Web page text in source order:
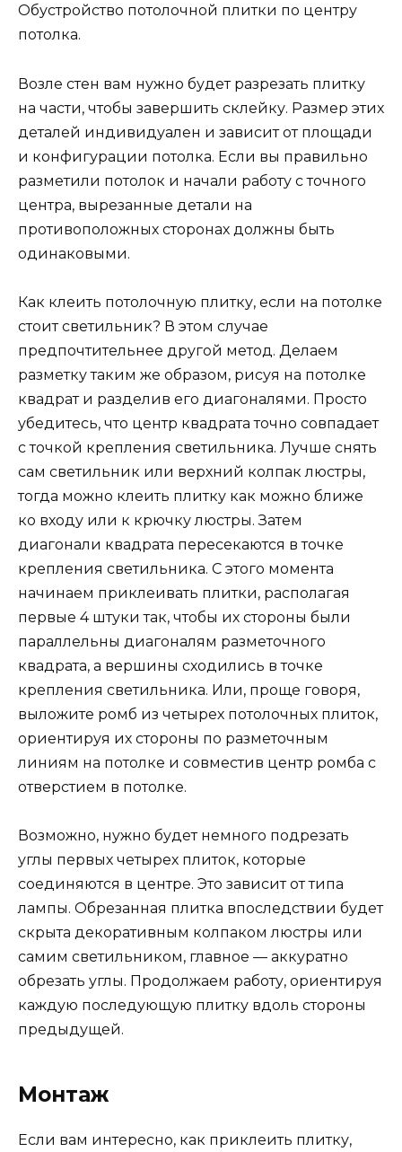
Обустройство потолочной плитки по центру
потолка.
Возле стен вам нужно будет разрезать плитку
на части, чтобы завершить склейку. Размер этих
деталей индивидуален и зависит от площади
и конфигурации потолка. Если вы правильно
разметили потолок и начали работу с точного
центра, вырезанные детали на
противоположных сторонах должны быть
одинаковыми.
Как клеить потолочную плитку, если на потолке
стоит светильник? В этом случае
предпочтительнее другой метод. Делаем
разметку таким же образом, рисуя на потолке
квадрат и разделив его диагоналями. Просто
убедитесь, что центр квадрата точно совпадает
с точкой крепления светильника. Лучше снять
сам светильник или верхний колпак люстры,
тогда можно клеить плитку как можно ближе
ко входу или к крючку люстры. Затем
диагонали квадрата пересекаются в точке
крепления светильника. С этого момента
начинаем приклеивать плитки, располагая
первые 4 штуки так, чтобы их стороны были
параллельны диагоналям разметочного
квадрата, а вершины сходились в точке
крепления светильника. Или, проще говоря,
выложите ромб из четырех потолочных плиток,
ориентируя их стороны по разметочным
линиям на потолке и совместив центр ромба с
отверстием в потолке.
Возможно, нужно будет немного подрезать
углы первых четырех плиток, которые
соединяются в центре. Это зависит от типа
лампы. Обрезанная плитка впоследствии будет
скрыта декоративным колпаком люстры или
самим светильником, главное — аккуратно
обрезать углы. Продолжаем работу, ориентируя
каждую последующую плитку вдоль стороны
предыдущей.
Монтаж
Если вам интересно, как приклеить плитку,